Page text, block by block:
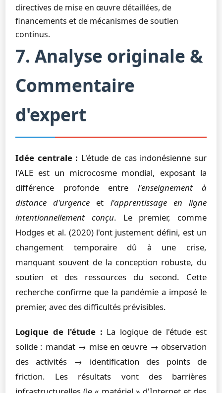
directives de mise en œuvre détaillées, de
financements et de mécanismes de soutien
continus.
7. Analyse originale &
Commentaire
d'expert
Idée centrale : L'étude de cas indonésienne sur
l'ALE est un microcosme mondial, exposant la
différence profonde entre l'enseignement à
distance d'urgence et l'apprentissage en ligne
intentionnellement conçu. Le premier, comme
Hodges et al. (2020) l'ont justement défini, est un
changement temporaire dû à une crise,
manquant souvent de la conception robuste, du
soutien et des ressources du second. Cette
recherche confirme que la pandémie a imposé le
premier, avec des difficultés prévisibles.
Logique de l'étude : La logique de l'étude est
solide : mandat → mise en œuvre → observation
des activités → identification des points de
friction. Les résultats vont des barrières